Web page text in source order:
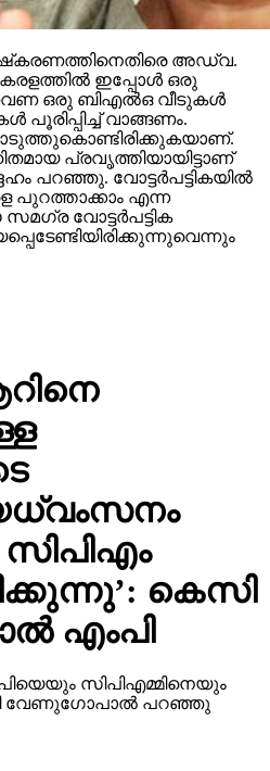
അഡ്വ.
ഇപ്പോള്‍ ഒരു
ഒരു ബിഎല്‍ഒ വീടുകള്‍
വാങ്ങണം.
പ്രവൃത്തിയായിട്ടാണ്
പറഞ്ഞു. വോട്ടര്‍പട്ടികയില്‍
പുറത്താക്കാം എന്ന
വോട്ടര്‍പട്ടിക
കെസി
എംപി
സിപിഎമ്മിനെയും
വേണുഗോപാല്‍ പറഞ്ഞു